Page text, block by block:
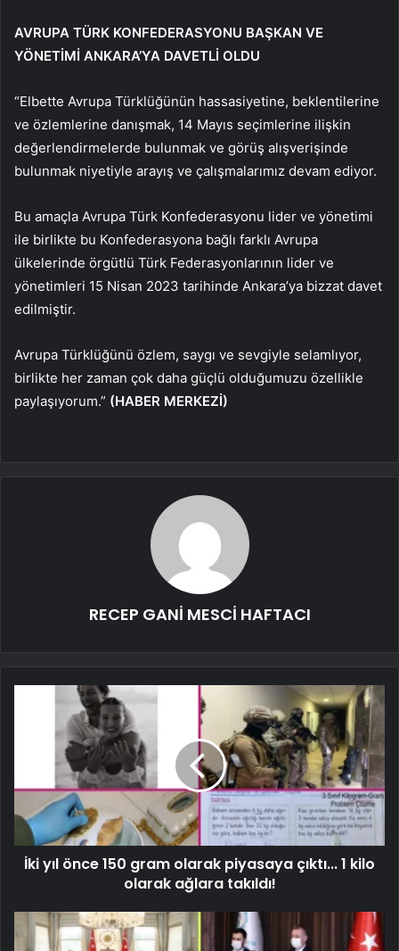
AVRUPA TÜRK KONFEDERASYONU BAŞKAN VE
YÖNETİMİ ANKARA’YA DAVETLİ OLDU
“Elbette Avrupa Türklüğünün hassasiyetine, beklentilerine
ve özlemlerine danışmak, 14 Mayıs seçimlerine ilişkin
değerlendirmelerde bulunmak ve görüş alışverişinde
bulunmak niyetiyle arayış ve çalışmalarımız devam ediyor.
Bu amaçla Avrupa Türk Konfederasyonu lider ve yönetimi
ile birlikte bu Konfederasyona bağlı farklı Avrupa
ülkelerinde örgütlü Türk Federasyonlarının lider ve
yönetimleri 15 Nisan 2023 tarihinde Ankara’ya bizzat davet
edilmiştir.
Avrupa Türklüğünü özlem, saygı ve sevgiyle selamlıyor,
birlikte her zaman çok daha güçlü olduğumuzu özellikle
paylaşıyorum.” (HABER MERKEZİ)
RECEP GANİ MESCİ HAFTACI
İki yıl önce 150 gram olarak piyasaya çıktı... 1 kilo
olarak ağlara takıldı!